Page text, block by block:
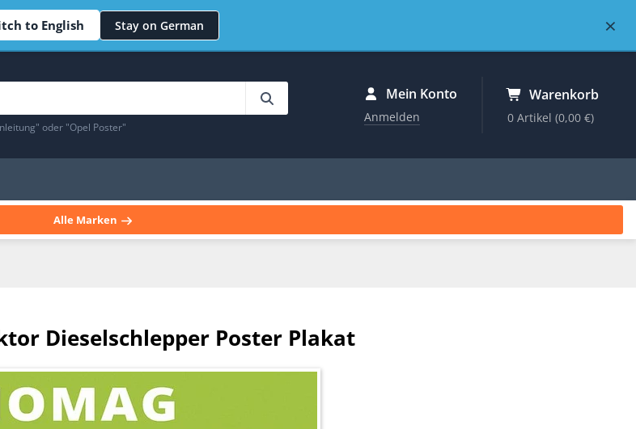
to English Stay on German ×
oder "Opel Poster"
Mein Konto
Anmelden
Warenkorb
0 Artikel(0,00 €)
Alle Marken
Dieselschlepper Poster Plakat